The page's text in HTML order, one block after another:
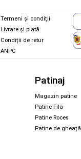
Termeni și condiții
Livrare și plată
Condiții de retur
ANPC
Patinaj
Magazin patine
Patine Fila
Patine Roces
Patine de gheață